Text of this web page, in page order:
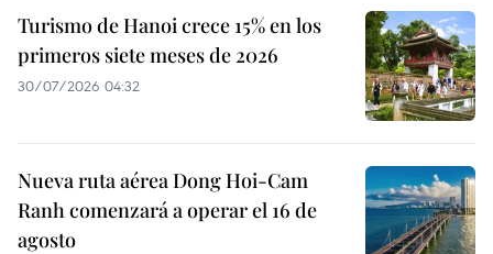
Turismo de Hanoi crece 15% en los
primeros siete meses de 2026
30/07/2026 04:32
Nueva ruta aérea Dong Hoi-Cam
Ranh comenzará a operar el 16 de
agosto